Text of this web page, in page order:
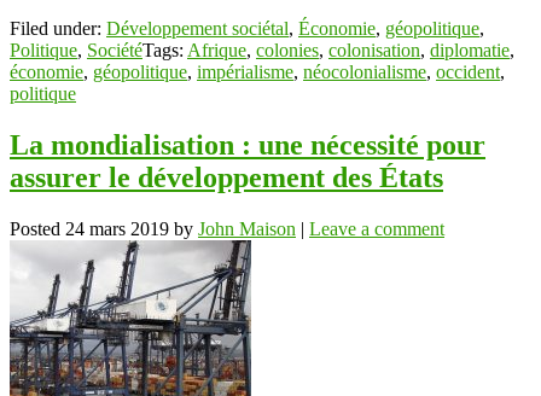
Filed under: Développement sociétal, Économie, géopolitique,
Politique, SociétéTags: Afrique, colonies, colonisation, diplomatie,
économie, géopolitique, impérialisme, néocolonialisme, occident,
politique
La mondialisation : une nécessité pour
assurer le développement des États
Posted 24 mars 2019 by John Maison | Leave a comment